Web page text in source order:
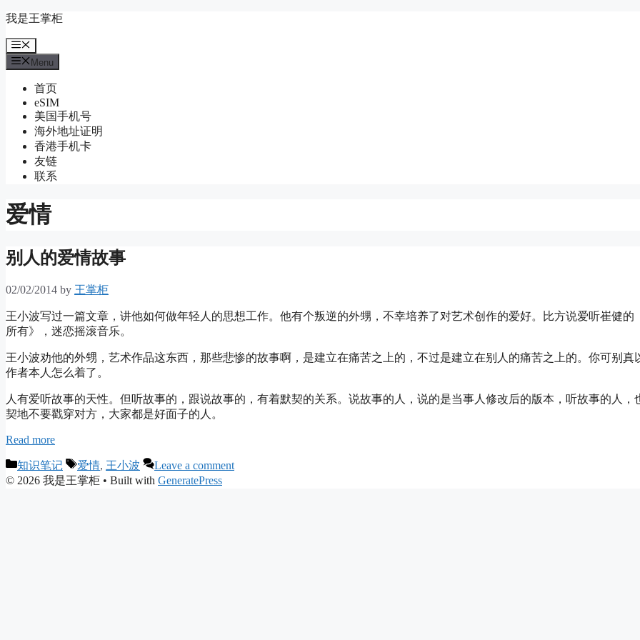
Skip
content
我是王掌柜
Menu
Menu
首页
eSIM
美国手机号
海外地址证明
香港手机卡
友链
联系
爱情
别人的爱情故事
02/02/2014 by 王掌柜
王小波写过一篇文章，讲他如何做年轻人的思想工作。他有个叛逆的外甥，不幸培养了对艺术创作的爱好。比方说爱听崔健的
所有》，迷恋摇滚音乐。
王小波劝他的外甥，艺术作品这东西，那些悲惨的故事啊，是建立在痛苦之上的，不过是建立在别人的痛苦之上的。你可别真
作者本人怎么着了。
人有爱听故事的天性。但听故事的，跟说故事的，有着默契的关系。说故事的人，说的是当事人修改后的版本，听故事的人，
契地不要戳穿对方，大家都是好面子的人。
Read more
Categories
知识笔记 Tags
爱情, 王小波
Leave a comment
© 2026 我是王掌柜 • Built with GeneratePress